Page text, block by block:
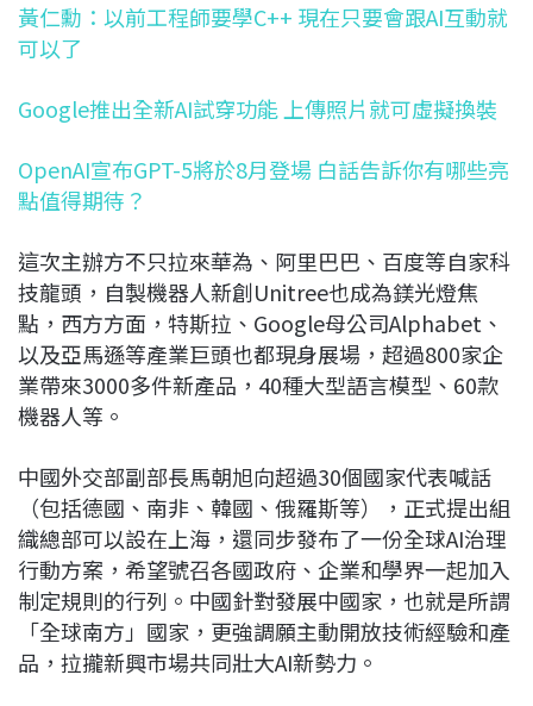
黃仁勳：以前工程師要學C++ 現在只要會跟AI互動就
可以了
Google推出全新AI試穿功能 上傳照片就可虛擬換裝
OpenAI宣布GPT-5將於8月登場 白話告訴你有哪些亮
點值得期待？
這次主辦方不只拉來華為、阿里巴巴、百度等自家科
技龍頭，自製機器人新創Unitree也成為鎂光燈焦
點，西方方面，特斯拉、Google母公司Alphabet、
以及亞馬遜等產業巨頭也都現身展場，超過800家企
業帶來3000多件新產品，40種大型語言模型、60款
機器人等。
中國外交部副部長馬朝旭向超過30個國家代表喊話
（包括德國、南非、韓國、俄羅斯等），正式提出組
織總部可以設在上海，還同步發布了一份全球AI治理
行動方案，希望號召各國政府、企業和學界一起加入
制定規則的行列。中國針對發展中國家，也就是所謂
「全球南方」國家，更強調願主動開放技術經驗和產
品，拉攏新興市場共同壯大AI新勢力。